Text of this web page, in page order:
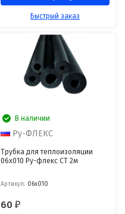
Быстрый заказ
В наличии
Ру-ФЛЕКС
Трубка для теплоизоляции
06х010 Ру-флекс СТ 2м
Артикул: 06х010
60₽